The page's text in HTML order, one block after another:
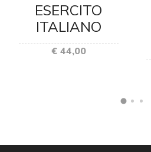
ESERCITO
ITALIANO
€ 44,00